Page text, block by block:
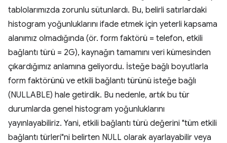
tablolarımızda zorunlu sütunlardı. Bu, belirli satırlardaki
histogram yoğunluklarını ifade etmek için yeterli kapsama
alanımız olmadığında (ör. form faktörü = telefon, etkili
bağlantı türü = 2G), kaynağın tamamını veri kümesinden
çıkardığımız anlamına geliyordu. İsteğe bağlı boyutlarla
form faktörünü ve etkili bağlantı türünü isteğe bağlı
(NULLABLE) hale getirdik. Bu nedenle, artık bu tür
durumlarda genel histogram yoğunluklarını
yayınlayabiliriz. Yani, etkili bağlantı türü değerini "tüm etkili
bağlantı türleri"ni belirten NULL olarak ayarlayabilir veya